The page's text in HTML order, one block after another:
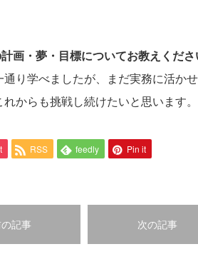
・夢・目標についてお教えくださ
り学べましたが、まだ実務に活か
からも挑戦し続けたいと思います。
RSS feedly Pin it
記事 次の記事